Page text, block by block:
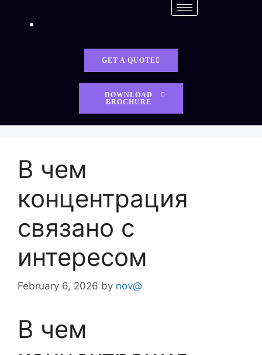
GET A QUOTE
DOWNLOAD
BROCHURE
В чем
концентрация
связано с
интересом
February 6, 2026 by nov@
В чем